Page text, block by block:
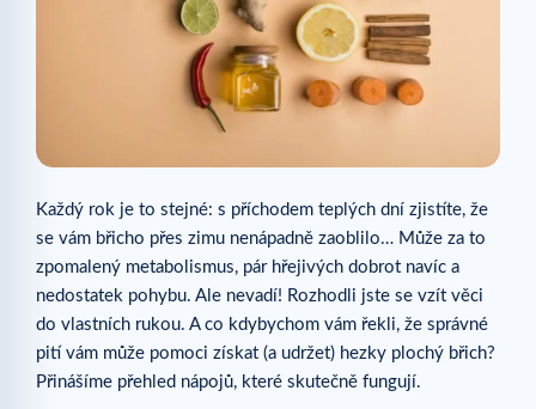
Každý rok je to stejné: s příchodem teplých dní zjistíte, že
se vám břicho přes zimu nenápadně zaoblilo… Může za to
zpomalený metabolismus, pár hřejivých dobrot navíc a
nedostatek pohybu. Ale nevadí! Rozhodli jste se vzít věci
do vlastních rukou. A co kdybychom vám řekli, že správné
pití vám může pomoci získat (a udržet) hezky plochý břich?
Přinášíme přehled nápojů, které skutečně fungují.